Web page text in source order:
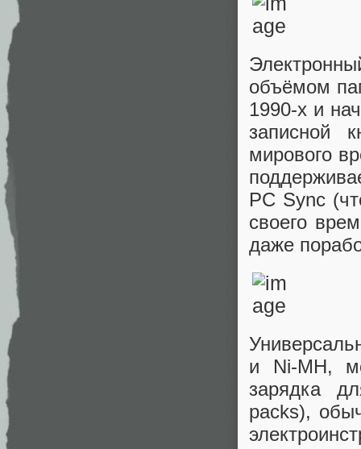
объёмом
1990-х и
записной
мирового
PC Sync
своего
даже
и Ni-MH,
зарядка
packs),